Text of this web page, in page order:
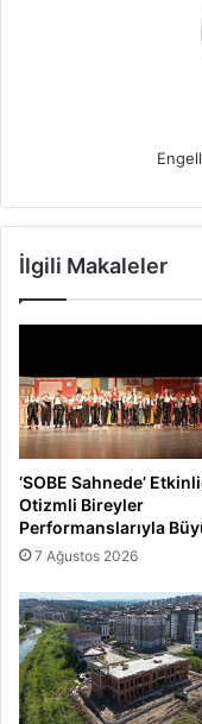
İlgili Makaleler
‘SOBE Sahnede’
Otizmli Bireyler
Performanslarıyla
7 Ağustos 2026